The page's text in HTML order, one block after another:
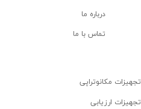
درباره ما
تماس با ما
تجهیزات مکانوتراپی
تجهیزات ارزیابی